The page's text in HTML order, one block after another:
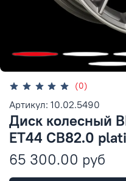
(0)
Артикул: 10.02.5490
Диск колесный
ET44 CB82.0
65 300.00 руб